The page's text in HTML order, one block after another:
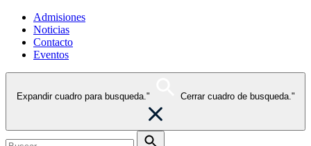
Admisiones
Noticias
Contacto
Eventos
Expandir cuadro para busqueda." Cerrar cuadro de busqueda."